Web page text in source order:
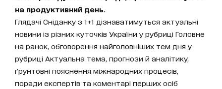
на продуктивний день.
Глядачі Сніданку з 1+1 дізнаватимуться актуальні
новини із різних куточків України у рубриці Головне
на ранок, обговорення найголовніших тем дня у
рубриці Актуальна тема, прогнози й аналітику,
ґрунтовні пояснення міжнародних процесів,
поради експертів та коментарі перших осіб